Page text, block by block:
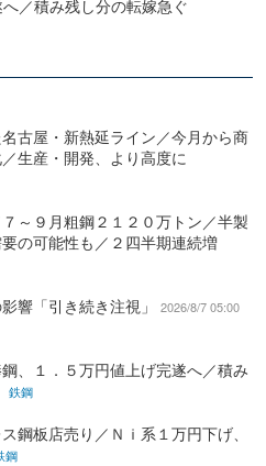
／積み残し分の転嫁急ぐ
古屋・新熱延ライン／今月から商
生産・開発、より高度に
～９月粗鋼２１２０万トン／半製
の可能性も／２四半期連続増
響「引き続き注視」
2026/8/7 05:00
、１．５万円値上げ完遂へ／積み
鉄鋼
鋼板店売り／Ｎｉ系１万円下げ、
鋼